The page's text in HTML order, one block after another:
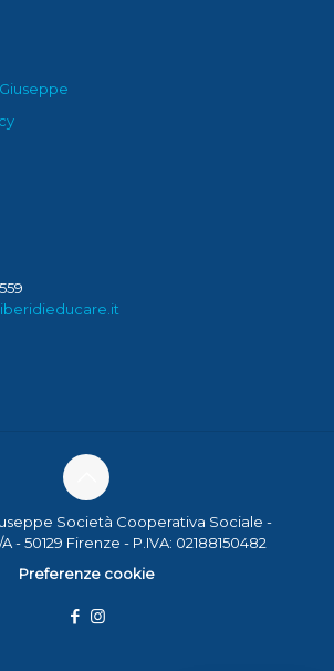
Società Cooperativa Sociale -
- 50129 Firenze - P.IVA: 02188150482
Preferenze cookie